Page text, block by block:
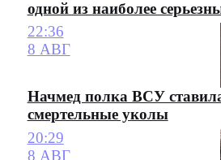
одной из наиболее
22:36
8 АВГ
Начмед полка ВСУ
смертельные уколы
20:29
8 АВГ